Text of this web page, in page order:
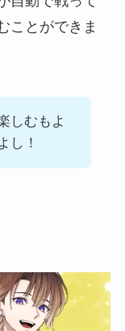
ことができま
しむもよ
し！